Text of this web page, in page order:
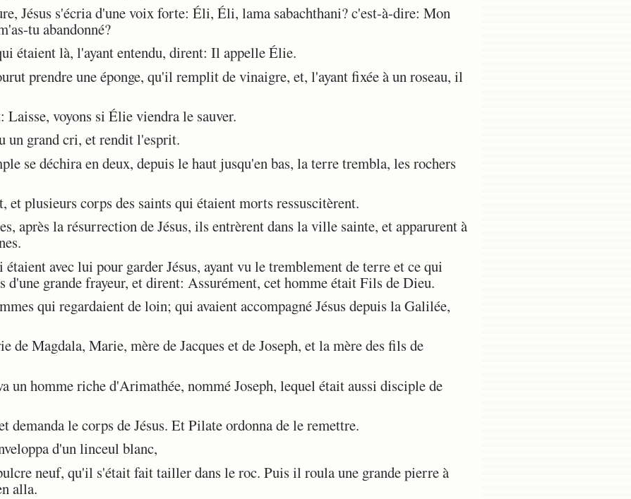
Jésus s'écria d'une voix forte: Éli, Éli, lama sabachthani? c'est-à-dire: Mon
tu abandonné?
étaient là, l'ayant entendu, dirent: Il appelle Élie.
prendre une éponge, qu'il remplit de vinaigre, et, l'ayant fixée à un roseau, il
Laisse, voyons si Élie viendra le sauver.
un grand cri, et rendit l'esprit.
se déchira en deux, depuis le haut jusqu'en bas, la terre trembla, les rochers
et plusieurs corps des saints qui étaient morts ressuscitèrent.
après la résurrection de Jésus, ils entrèrent dans la ville sainte, et apparurent à
avec lui pour garder Jésus, ayant vu le tremblement de terre et ce qui
d'une grande frayeur, et dirent: Assurément, cet homme était Fils de Dieu.
qui regardaient de loin; qui avaient accompagné Jésus depuis la Galilée,
de Magdala, Marie, mère de Jacques et de Joseph, et la mère des fils de
un homme riche d'Arimathée, nommé Joseph, lequel était aussi disciple de
demanda le corps de Jésus. Et Pilate ordonna de le remettre.
d'un linceul blanc,
neuf, qu'il s'était fait tailler dans le roc. Puis il roula une grande pierre à
alla.